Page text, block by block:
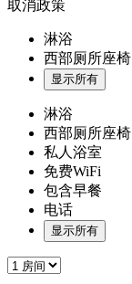
取消政策
淋浴
西部厕所座椅
显示所有
淋浴
西部厕所座椅
私人浴室
免费WiFi
包含早餐
电话
显示所有